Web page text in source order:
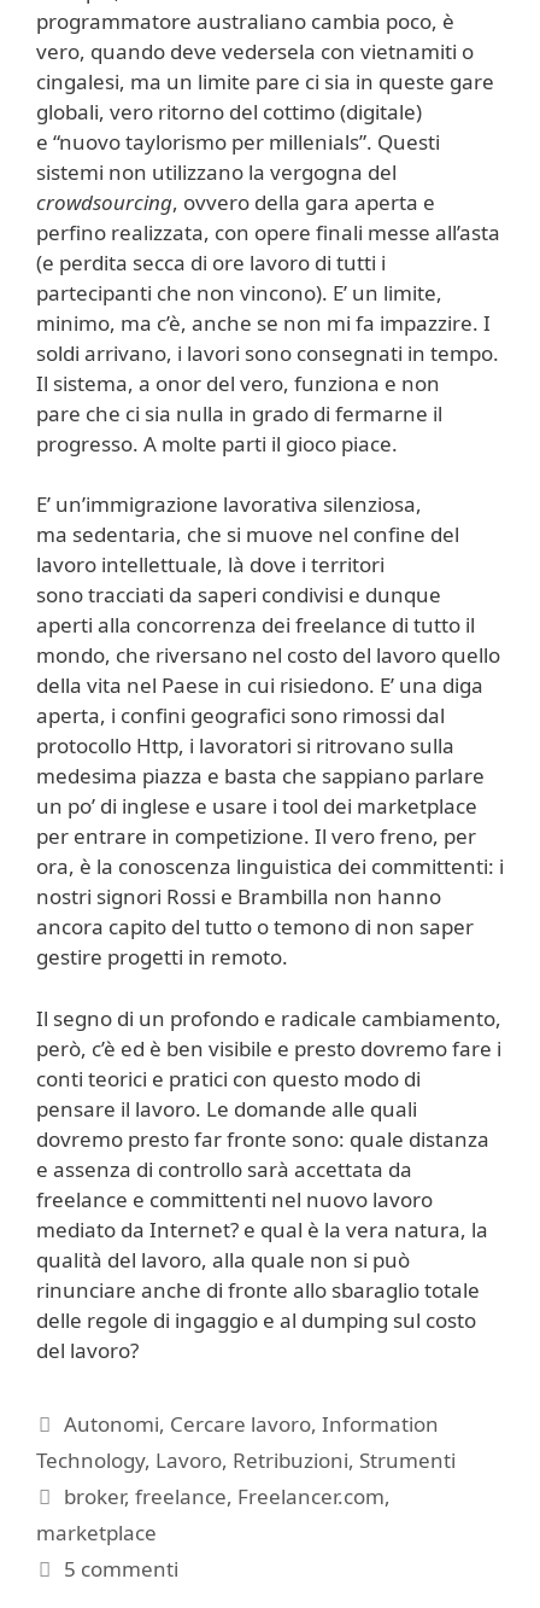
programmatore australiano cambia poco, è
vero, quando deve vedersela con vietnamiti o
cingalesi, ma un limite pare ci sia in queste gare
globali, vero ritorno del cottimo (digitale)
e “nuovo taylorismo per millenials”. Questi
sistemi non utilizzano la vergogna del
crowdsourcing, ovvero della gara aperta e
perfino realizzata, con opere finali messe all’asta
(e perdita secca di ore lavoro di tutti i
partecipanti che non vincono). E’ un limite,
minimo, ma c’è, anche se non mi fa impazzire. I
soldi arrivano, i lavori sono consegnati in tempo.
Il sistema, a onor del vero, funziona e non
pare che ci sia nulla in grado di fermarne il
progresso. A molte parti il gioco piace.
E’ un’immigrazione lavorativa silenziosa,
ma sedentaria, che si muove nel confine del
lavoro intellettuale, là dove i territori
sono tracciati da saperi condivisi e dunque
aperti alla concorrenza dei freelance di tutto il
mondo, che riversano nel costo del lavoro quello
della vita nel Paese in cui risiedono. E’ una diga
aperta, i confini geografici sono rimossi dal
protocollo Http, i lavoratori si ritrovano sulla
medesima piazza e basta che sappiano parlare
un po’ di inglese e usare i tool dei marketplace
per entrare in competizione. Il vero freno, per
ora, è la conoscenza linguistica dei committenti: i
nostri signori Rossi e Brambilla non hanno
ancora capito del tutto o temono di non saper
gestire progetti in remoto.
Il segno di un profondo e radicale cambiamento,
però, c’è ed è ben visibile e presto dovremo fare i
conti teorici e pratici con questo modo di
pensare il lavoro. Le domande alle quali
dovremo presto far fronte sono: quale distanza
e assenza di controllo sarà accettata da
freelance e committenti nel nuovo lavoro
mediato da Internet? e qual è la vera natura, la
qualità del lavoro, alla quale non si può
rinunciare anche di fronte allo sbaraglio totale
delle regole di ingaggio e al dumping sul costo
del lavoro?
Categorie
Autonomi, Cercare lavoro,Information
Technology, Lavoro, Retribuzioni, Strumenti
Tag
broker,freelance, Freelancer.com,
marketplace
5 commenti